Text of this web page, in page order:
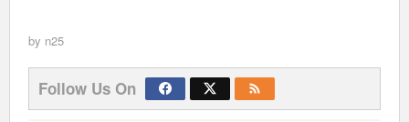
by n25
Follow Us On